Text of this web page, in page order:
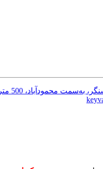
بنکداران، کنار سنگ احمدی، داخل کوچه، انتها سمت راست